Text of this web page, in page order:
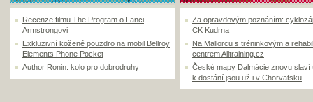
Recenze filmu The Program o Lanci
Armstrongovi
Exkluzivní kožené pouzdro na mobil Bellroy
Elements Phone Pocket
Author Ronin: kolo pro dobrodruhy
Za opravdovým poznáním:
CK Kudrna
Na Mallorcu s tréninkovým a
centrem Alltraining.cz
České mapy Dalmácie znovu slaví
k dostání jsou už i v Chorvatsku